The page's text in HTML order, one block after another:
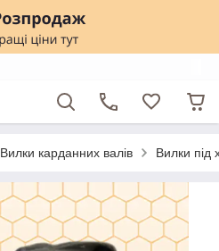
Вилки карданних валів Вилки під